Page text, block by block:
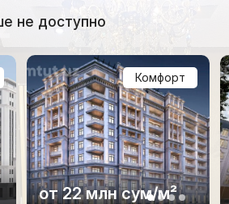
не доступно
Комфорт
от22 млн сум/м²